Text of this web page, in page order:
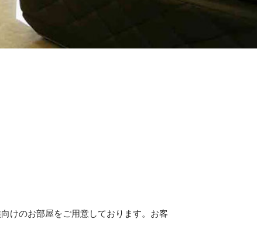
けのお部屋をご用意しております。お客